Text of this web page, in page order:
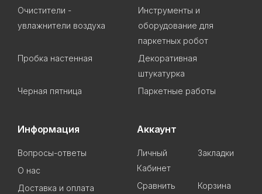
Очистители -
увлажнители воздуха
Инструменты и
оборудование для
паркетных робот
Пробка настенная
Декоративная
штукатурка
Черная пятница
Паркетные работы
Информация
Вопросы-ответы
О нас
Доставка и оплата
Аккаунт
Личный
Кабинет
Закладки
Сравнить
Корзина